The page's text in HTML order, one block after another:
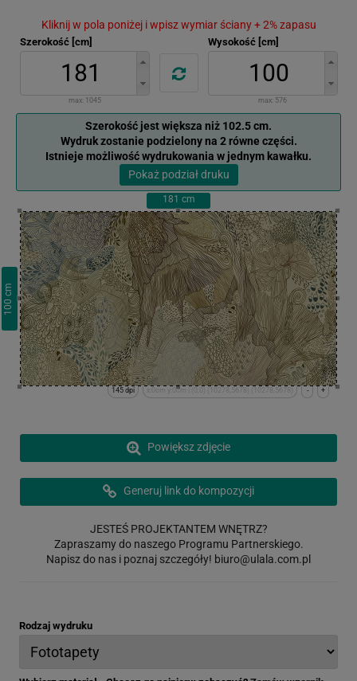
Kliknij w pola poniżej i wpisz wymiar ściany + 2% zapasu
Szerokość [cm]
max: 1045
Wysokość [cm]
max: 576
Szerokość jest większa niż 102.5 cm.
Wydruk zostanie podzielony na 2 równe części.
Istnieje możliwość wydrukowania w jednym kawałku.
Pokaż podział druku
181 cm
100
cm
+
-
x:0cm y:0cm | (0,0) (10278,5678) (10278,5678)
145 dpi
Powiększ zdjęcie
Generuj link do kompozycji
JESTEŚ PROJEKTANTEM WNĘTRZ?
Zapraszamy do naszego Programu Partnerskiego.
Napisz do nas i poznaj szczegóły! biuro@ulala.com.pl
Rodzaj wydruku